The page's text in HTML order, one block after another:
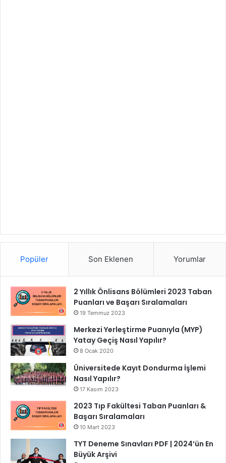
Popüler Son Eklenen Yorumlar
2 Yıllık Önlisans Bölümleri 2023 Taban
Puanları ve Başarı Sıralamaları
19 Temmuz 2023
Merkezi Yerleştirme Puanıyla (MYP)
Yatay Geçiş Nasıl Yapılır?
8 Ocak 2020
Üniversitede Kayıt Dondurma İşlemi
Nasıl Yapılır?
17 Kasım 2023
2023 Tıp Fakültesi Taban Puanları &
Başarı Sıralamaları
10 Mart 2023
TYT Deneme Sınavları PDF | 2024’ün En
Büyük Arşivi